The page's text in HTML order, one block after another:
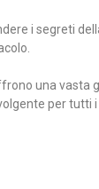
i segreti
una vasta
per tutti i